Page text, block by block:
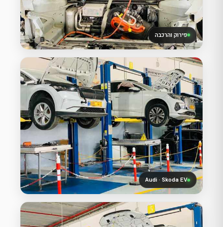
פירוק והרכבה
Audi · Skoda EV